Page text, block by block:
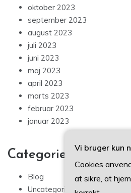
oktober 2023
september 2023
august 2023
juli 2023
juni 2023
maj 2023
april 2023
marts 2023
februar 2023
januar 2023
Categories
Blog
Uncategorized
Vi bruger kun
Cookies
at sikre, at